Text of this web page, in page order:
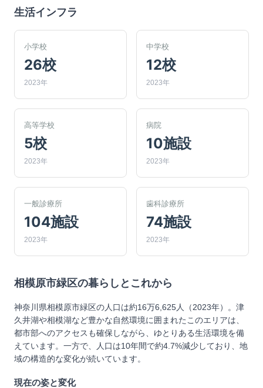
生活インフラ
小学校
26校
2023年
中学校
12校
2023年
高等学校
5校
2023年
病院
10施設
2023年
一般診療所
104施設
2023年
歯科診療所
74施設
2023年
相模原市緑区の暮らしとこれから
神奈川県相模原市緑区の人口は約16万6,625人（2023年）。津
久井湖や相模湖など豊かな自然環境に囲まれたこのエリアは、
都市部へのアクセスも確保しながら、ゆとりある生活環境を備
えています。一方で、人口は10年間で約4.7%減少しており、地
域の構造的な変化が続いています。
現在の姿と変化